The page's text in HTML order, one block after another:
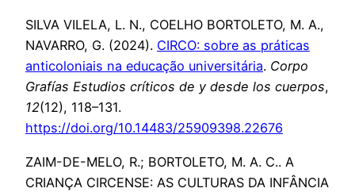
SILVA VILELA, L. N., COELHO BORTOLETO, M. A.,
NAVARRO, G. (2024). CIRCO: sobre as práticas
anticoloniais na educação universitária. Corpo
Grafías Estudios críticos de y desde los cuerpos,
12(12), 118–131.
https://doi.org/10.14483/25909398.22676
ZAIM-DE-MELO, R.; BORTOLETO, M. A. C.. A
CRIANÇA CIRCENSE: AS CULTURAS DA INFÂNCIA